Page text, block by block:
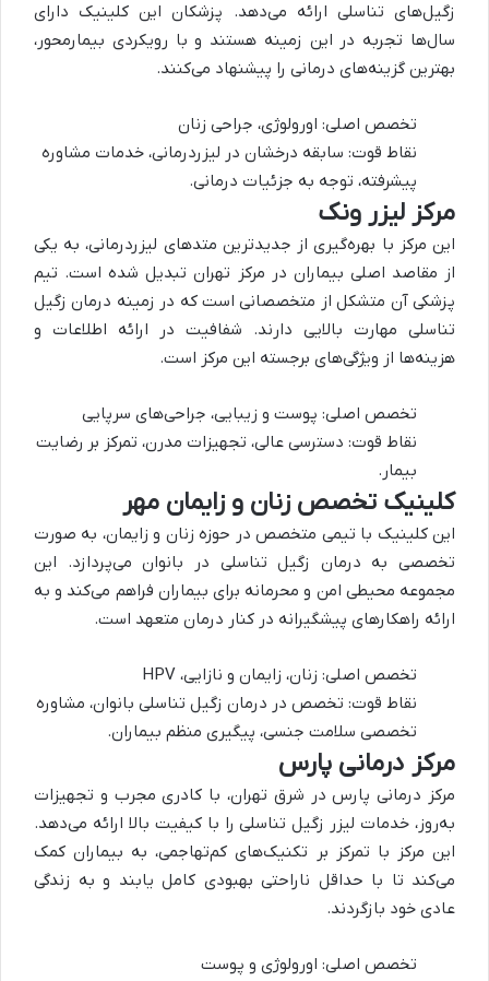
زگیل‌های تناسلی ارائه می‌دهد. پزشکان این کلینیک دارای
سال‌ها تجربه در این زمینه هستند و با رویکردی بیمارمحور،
بهترین گزینه‌های درمانی را پیشنهاد می‌کنند.
تخصص اصلی: اورولوژی، جراحی زنان
نقاط قوت: سابقه درخشان در لیزردرمانی، خدمات مشاوره
پیشرفته، توجه به جزئیات درمانی.
مرکز لیزر ونک
این مرکز با بهره‌گیری از جدیدترین متدهای لیزردرمانی، به یکی
از مقاصد اصلی بیماران در مرکز تهران تبدیل شده است. تیم
پزشکی آن متشکل از متخصصانی است که در زمینه درمان زگیل
تناسلی مهارت بالایی دارند. شفافیت در ارائه اطلاعات و
هزینه‌ها از ویژگی‌های برجسته این مرکز است.
تخصص اصلی: پوست و زیبایی، جراحی‌های سرپایی
نقاط قوت: دسترسی عالی، تجهیزات مدرن، تمرکز بر رضایت
بیمار.
کلینیک تخصص زنان و زایمان مهر
این کلینیک با تیمی متخصص در حوزه زنان و زایمان، به صورت
تخصصی به درمان زگیل تناسلی در بانوان می‌پردازد. این
مجموعه محیطی امن و محرمانه برای بیماران فراهم می‌کند و به
ارائه راهکارهای پیشگیرانه در کنار درمان متعهد است.
تخصص اصلی: زنان، زایمان و نازایی، HPV
نقاط قوت: تخصص در درمان زگیل تناسلی بانوان، مشاوره
تخصصی سلامت جنسی، پیگیری منظم بیماران.
مرکز درمانی پارس
مرکز درمانی پارس در شرق تهران، با کادری مجرب و تجهیزات
به‌روز، خدمات لیزر زگیل تناسلی را با کیفیت بالا ارائه می‌دهد.
این مرکز با تمرکز بر تکنیک‌های کم‌تهاجمی، به بیماران کمک
می‌کند تا با حداقل ناراحتی بهبودی کامل یابند و به زندگی
عادی خود بازگردند.
تخصص اصلی: اورولوژی و پوست